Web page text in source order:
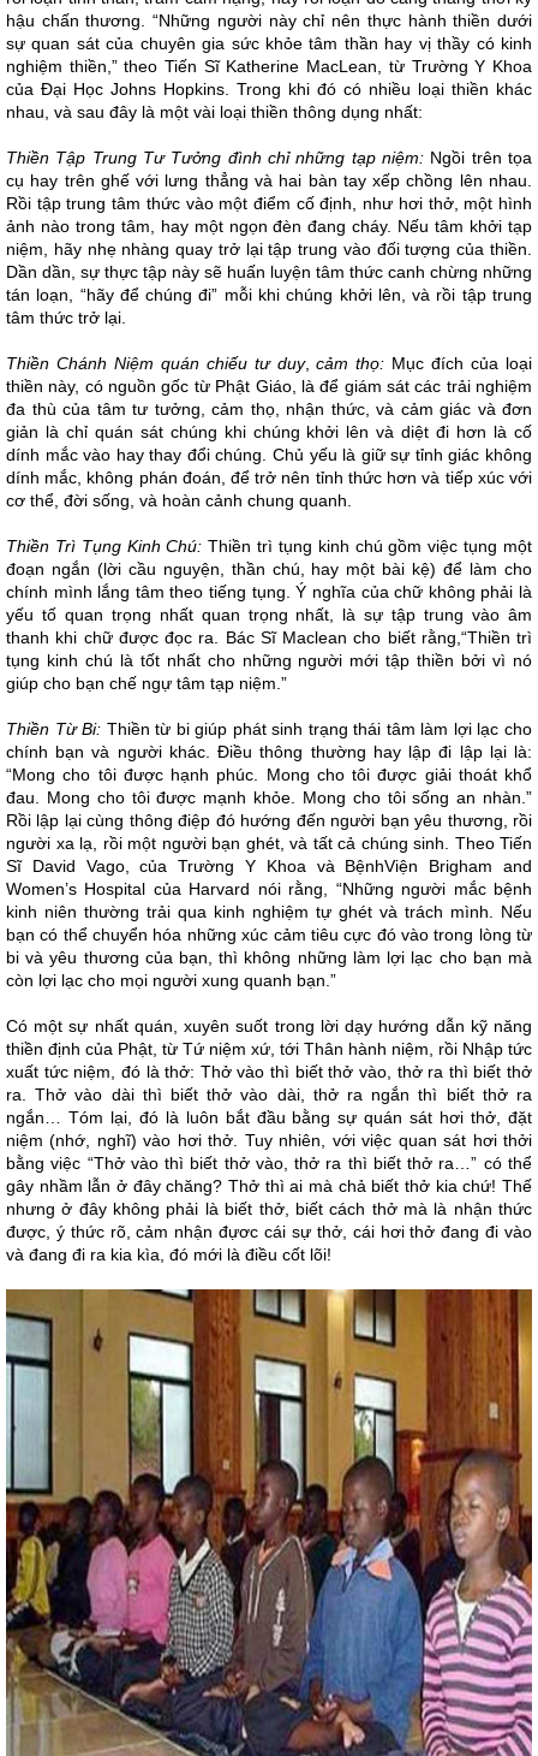
hậu chấn thương. “Những người này chỉ nên thực hành thiền dưới
sự quan sát của chuyên gia sức khỏe tâm thần hay vị thầy có kinh
nghiệm thiền,” theo Tiến Sĩ Katherine MacLean, từ Trường Y Khoa
của Đại Học Johns Hopkins. Trong khi đó có nhiều loại thiền khác
nhau, và sau đây là một vài loại thiền thông dụng nhất:
Thiền Tập Trung Tư Tưởng đình chỉ những tạp niệm: Ngồi trên tọa
cụ hay trên ghế với lưng thẳng và hai bàn tay xếp chồng lên nhau.
Rồi tập trung tâm thức vào một điểm cố định, như hơi thở, một hình
ảnh nào trong tâm, hay một ngọn đèn đang cháy. Nếu tâm khởi tạp
niệm, hãy nhẹ nhàng quay trở lại tập trung vào đối tượng của thiền.
Dần dần, sự thực tập này sẽ huấn luyện tâm thức canh chừng những
tán loạn, “hãy để chúng đi” mỗi khi chúng khởi lên, và rồi tập trung
tâm thức trở lại.
Thiền Chánh Niệm quán chiếu tư duy,cảm thọ: Mục đích của loại
thiền này, có nguồn gốc từ Phật Giáo, là để giám sát các trải nghiệm
đa thù của tâm tư tưởng, cảm thọ, nhận thức, và cảm giác và đơn
giản là chỉ quán sát chúng khi chúng khởi lên và diệt đi hơn là cố
dính mắc vào hay thay đổi chúng. Chủ yếu là giữ sự tỉnh giác không
dính mắc, không phán đoán, để trở nên tỉnh thức hơn và tiếp xúc với
cơ thể, đời sống, và hoàn cảnh chung quanh.
Thiền Trì Tụng Kinh Chú: Thiền trì tụng kinh chú gồm việc tụng một
đoạn ngắn (lời cầu nguyện, thần chú, hay một bài kệ) để làm cho
chính mình lắng tâm theo tiếng tụng. Ý nghĩa của chữ không phải là
yếu tố quan trọng nhất quan trọng nhất, là sự tập trung vào âm
thanh khi chữ được đọc ra. Bác Sĩ Maclean cho biết rằng,“Thiền trì
tụng kinh chú là tốt nhất cho những người mới tập thiền bởi vì nó
giúp cho bạn chế ngự tâm tạp niệm.”
Thiền Từ Bi: Thiền từ bi giúp phát sinh trạng thái tâm làm lợi lạc cho
chính bạn và người khác. Điều thông thường hay lập đi lập lại là:
“Mong cho tôi được hạnh phúc. Mong cho tôi được giải thoát khổ
đau. Mong cho tôi được mạnh khỏe. Mong cho tôi sống an nhàn.”
Rồi lập lại cùng thông điệp đó hướng đến người bạn yêu thương, rồi
người xa lạ, rồi một người bạn ghét, và tất cả chúng sinh. Theo Tiến
Sĩ David Vago, của Trường Y Khoa và BệnhViện Brigham and
Women’s Hospital của Harvard nói rằng, “Những người mắc bệnh
kinh niên thường trải qua kinh nghiệm tự ghét và trách mình. Nếu
bạn có thể chuyển hóa những xúc cảm tiêu cực đó vào trong lòng từ
bi và yêu thương của bạn, thì không những làm lợi lạc cho bạn mà
còn lợi lạc cho mọi người xung quanh bạn.”
Có một sự nhất quán, xuyên suốt trong lời dạy hướng dẫn kỹ năng
thiền định của Phật, từ Tứ niệm xứ, tới Thân hành niệm, rồi Nhập tức
xuất tức niệm, đó là thở: Thở vào thì biết thở vào, thở ra thì biết thở
ra. Thở vào dài thì biết thở vào dài, thở ra ngắn thì biết thở ra
ngắn… Tóm lại, đó là luôn bắt đầu bằng sự quán sát hơi thở, đặt
niệm (nhớ, nghĩ) vào hơi thở. Tuy nhiên, với việc quan sát hơi thởi
bằng việc “Thở vào thì biết thở vào, thở ra thì biết thở ra…” có thể
gây nhầm lẫn ở đây chăng? Thở thì ai mà chả biết thở kia chứ! Thế
nhưng ở đây không phải là biết thở, biết cách thở mà là nhận thức
được, ý thức rõ, cảm nhận đựơc cái sự thở, cái hơi thở đang đi vào
và đang đi ra kia kìa, đó mới là điều cốt lõi!